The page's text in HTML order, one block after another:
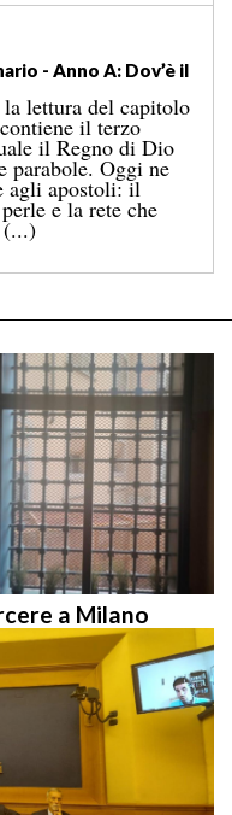
— Anno A:
raccontava il
pani per una
conclusosi con la
avanzi. A
odierno, nel
[...]
a Milano